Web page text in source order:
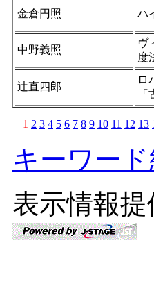
金倉円照 ハ
中野義照
ヴ
度
辻直四郎
ロ
1 2 3 4 5 6 7 8 9 10 11 12 13
キーワー
表示情報